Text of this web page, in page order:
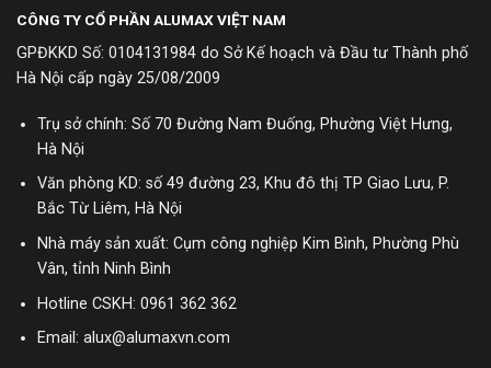
CÔNG TY CỔ PHẦN ALUMAX VIỆT NAM
GPĐKKD Số: 0104131984 do Sở Kế hoạch và Đầu tư Thành phố
Hà Nội cấp ngày 25/08/2009
Trụ sở chính: Số 70 Đường Nam Đuống, Phường Việt Hưng,
Hà Nội
Văn phòng KD: số 49 đường 23, Khu đô thị TP Giao Lưu, P.
Bắc Từ Liêm, Hà Nội
Nhà máy sản xuất: Cụm công nghiệp Kim Bình, Phường Phù
Vân, tỉnh Ninh Bình
Hotline CSKH: 0961 362 362
Email: alux@alumaxvn.com